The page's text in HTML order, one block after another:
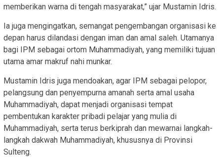
memberikan warna di tengah masyarakat,” ujar Mustamin Idris.
Ia juga mengingatkan, semangat pengembangan organisasi ke
depan harus dilandasi dengan iman dan amal saleh. Utamanya
bagi IPM sebagai ortom Muhammadiyah, yang memiliki tujuan
utama amar makruf nahi munkar.
Mustamin Idris juga mendoakan, agar IPM sebagai pelopor,
pelangsung dan penyempurna amanah serta amal usaha
Muhammadiyah, dapat menjadi organisasi tempat
pembentukan karakter pribadi pelajar yang mulia di
Muhammadiyah, serta terus berkiprah dan mewarnai langkah-
langkah dakwah Muhammadiyah, khususnya di Provinsi
Sulteng.